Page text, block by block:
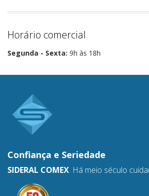
Horário comercial
Segunda - Sexta: 9h às 18h
Confiança e Seriedade
SIDERAL COMEX. Há meio século